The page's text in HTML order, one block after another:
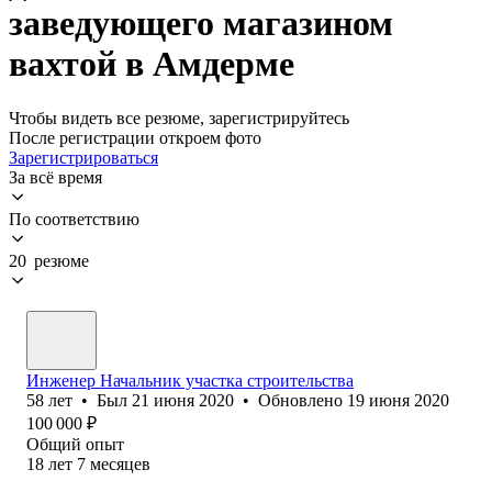
заведующего магазином
вахтой в Амдерме
Чтобы видеть все резюме, зарегистрируйтесь
После регистрации откроем фото
Зарегистрироваться
За всё время
По соответствию
20 резюме
Инженер Начальник участка строительства
58 лет • Был 21 июня 2020 • Обновлено 19 июня 2020
100 000 ₽
Общий опыт
18 лет 7 месяцев